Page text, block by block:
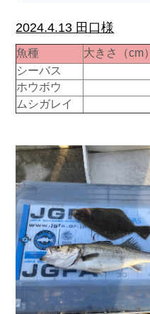
2024.4.13 田口様
魚種 大きさ（cm）
シーバス
ホウボウ
ムシガレイ